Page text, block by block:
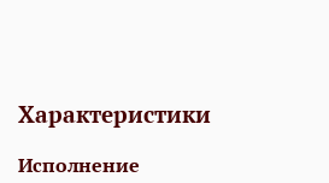
Характеристики
Исполнение